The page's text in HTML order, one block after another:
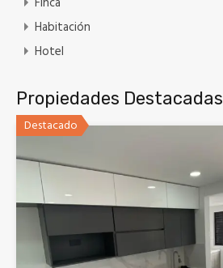
Habitación
Hotel
Propiedades Destacadas
Destacado